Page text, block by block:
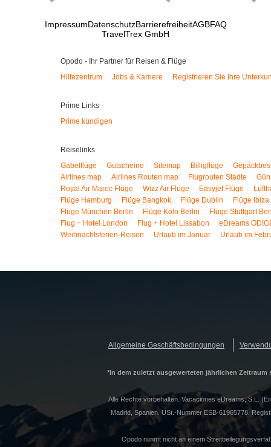
ImpressumDatenschutzBarrierefreiheitAGBFAQ
TravelTrex GmbH